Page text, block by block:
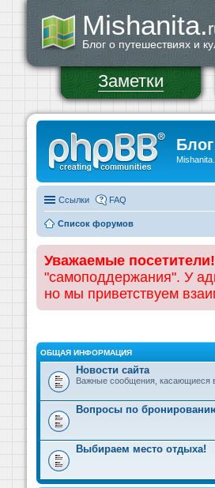
Mishanita.
Блог о путешествиях и
Заметки
Ссылки FAQ
Список форумов
Уважаемые посетители!
"самоподдержания". У
но мы приветствуем
ОБЩАЯ ИНФОРМАЦИЯ
Новости сайта
Важные сообщения, касающиеся
Вопросы по
Выбираем место отдыха!